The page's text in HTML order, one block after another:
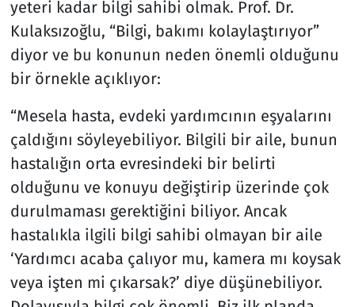
yeteri kadar bilgi sahibi olmak. Prof. Dr.
Kulaksızoğlu, “Bilgi, bakımı kolaylaştırıyor”
diyor ve bu konunun neden önemli olduğunu
bir örnekle açıklıyor:
“Mesela hasta, evdeki yardımcının eşyalarını
çaldığını söyleyebiliyor. Bilgili bir aile, bunun
hastalığın orta evresindeki bir belirti
olduğunu ve konuyu değiştirip üzerinde çok
durulmaması gerektiğini biliyor. Ancak
hastalıkla ilgili bilgi sahibi olmayan bir aile
‘Yardımcı acaba çalıyor mu, kamera mı koysak
veya işten mi çıkarsak?’ diye düşünebiliyor.